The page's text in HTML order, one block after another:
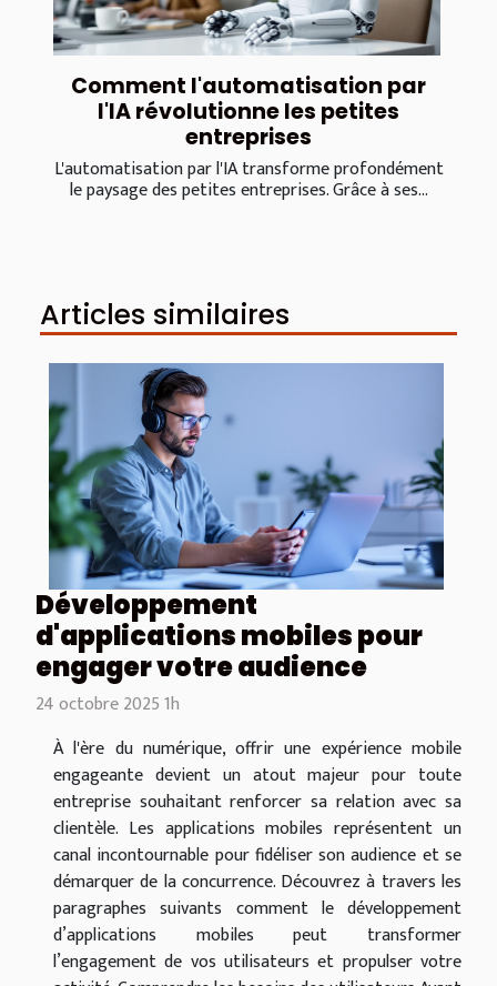
Comment l'automatisation par
l'IA révolutionne les petites
entreprises
L'automatisation par l'IA transforme profondément
le paysage des petites entreprises. Grâce à ses...
Articles similaires
Développement
d'applications mobiles pour
engager votre audience
24 octobre 2025 1h
À l'ère du numérique, offrir une expérience mobile
engageante devient un atout majeur pour toute
entreprise souhaitant renforcer sa relation avec sa
clientèle. Les applications mobiles représentent un
canal incontournable pour fidéliser son audience et se
démarquer de la concurrence. Découvrez à travers les
paragraphes suivants comment le développement
d’applications mobiles peut transformer
l’engagement de vos utilisateurs et propulser votre